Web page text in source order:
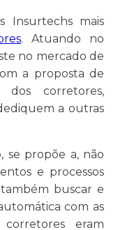
Insurtechs mais
. Atuando no
no mercado de
a proposta de
corretores,
a outras
se propõe a, não
e processos
buscar e
com as
corretores eram